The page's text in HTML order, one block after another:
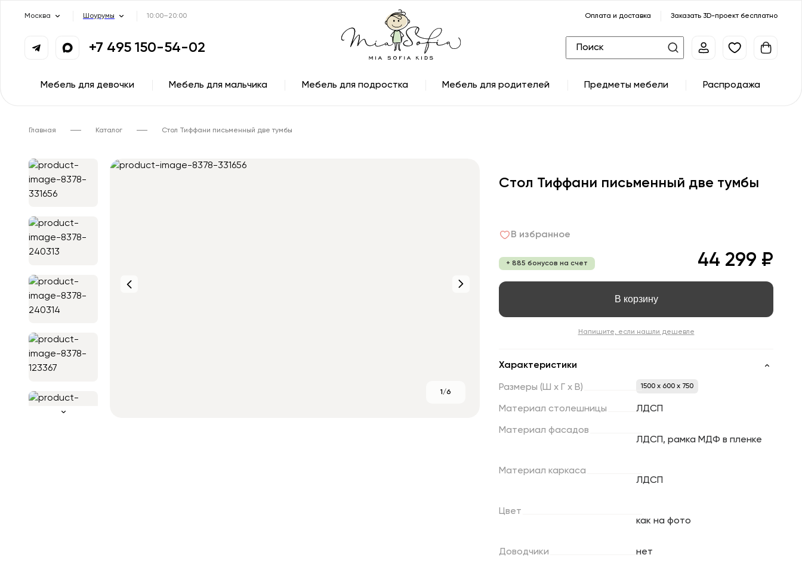
Москва Шоурумы 10:00–20:00 Оплата и доставка Заказать 3D-проект бесплатно
+7 495 150-54-02
Мебель для девочки Мебель для мальчика Мебель для подростка Мебель для родителей Предметы мебели Распродажа
Главная Каталог Стол Тиффани письменный две тумбы
1/6
Стол Тиффани письменный две тумбы
В избранное
+ 885 бонусов на счет 44 299 ₽
В корзину
Напишите, если нашли дешевле
Характеристики
Размеры (Ш х Г х В) 1500 x 600 x 750
Материал столешницы ЛДСП
Материал фасадов
ЛДСП, рамка МДФ в пленке
Материал каркаса
ЛДСП
Цвет
как на фото
Доводчики нет